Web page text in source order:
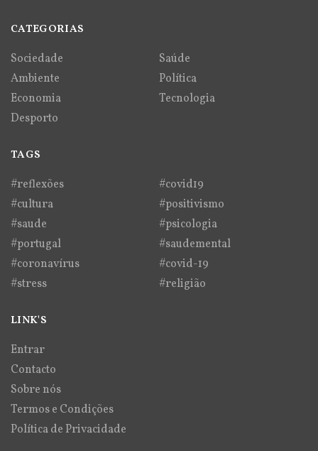
CATEGORIAS
Sociedade
Saúde
Ambiente
Política
Economia
Tecnologia
Desporto
TAGS
#reflexões
#covid19
#cultura
#positivismo
#saude
#psicologia
#portugal
#saudemental
#coronavírus
#covid-19
#stress
#religião
LINK'S
Entrar
Contacto
Sobre nós
Termos e Condições
Política de Privacidade